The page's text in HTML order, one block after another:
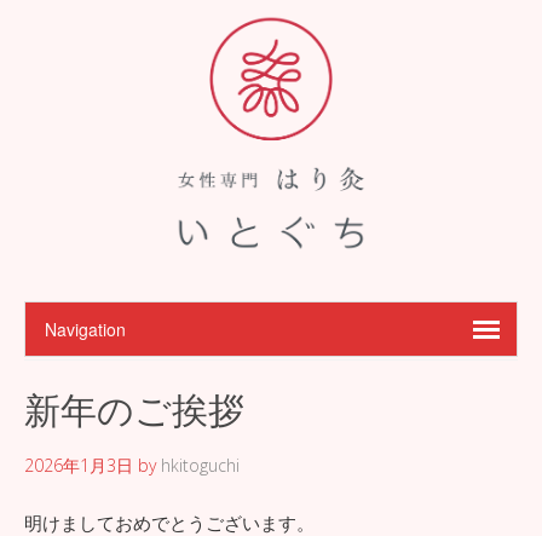
新年のご挨拶
2026年1月3日 by hkitoguchi
明けましておめでとうございます。